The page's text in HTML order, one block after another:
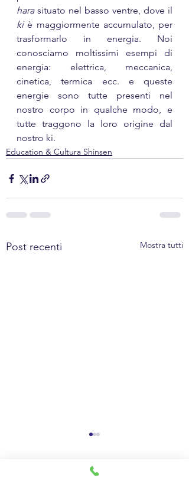
hara
ki è maggiormente accumulato, per
trasformarlo in energia. Noi
conosciamo moltissimi esempi di
energia: elettrica, meccanica,
cinetica, termica ecc. e queste
energie sono tutte presenti nel
nostro corpo in qualche modo, e
tutte traggono la loro origine dal
nostro ki.
Education & Cultura Shinsen
Post recenti Mostra tutti